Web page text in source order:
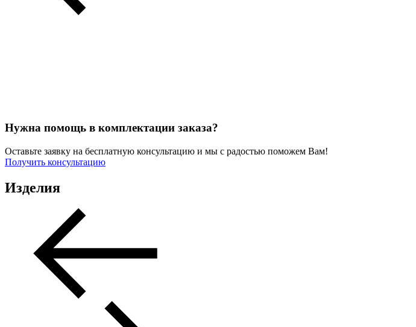
Нужна помощь в комплектации заказа?
Оставьте заявку на бесплатную консультацию и мы с радостью поможем Вам!
Получить консультацию
Изделия